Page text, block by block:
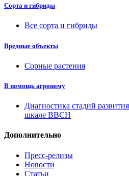
Сорта и гибриды
Все сорта и гибриды
Вредные объекты
Сорные растения
В помощь агроному
Диагностика стадий
шкале ВВСН
Дополнительно
Пресс-релизы
Новости
Статьи